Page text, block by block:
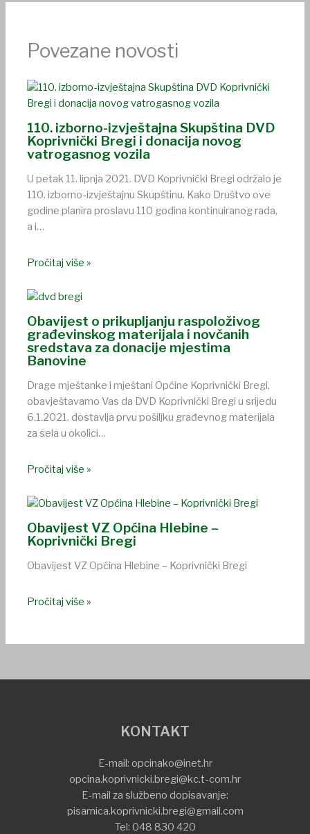
Povezane novosti
110. izborno-izvještajna Skupština DVD
Koprivnički Bregi i donacija novog
vatrogasnog vozila
U petak 11. lipnja 2021. DVD Koprivnički Bregi održalo je
110. izborno-izvještajnu Skupštinu. Kako Društvo ove
godine planira proslavu 110 godina kontinuiranog rada,
a i…
Pročitaj više »
Obavijest o prikupljanju raspoloživog
građevinskog materijala i novčanih
sredstava za donacije mjestima
Banovine
Drage mještanke i mještani Općine Koprivnički Bregi,
obavještavamo Vas da DVD Koprivnički Bregi u srijedu
6.1.2021. dostavlja prvu pošiljku građevnog materijala
za sela u okolici…
Pročitaj više »
Obavijest VZ Općina Hlebine –
Koprivnički Bregi
Obavijest VZ Općina Hlebine – Koprivnički Bregi
Pročitaj više »
KONTAKT
E-mail: opcinako@inet.hr
opcina.koprivnicki.bregi@kc.t-com.hr
E-mail za službeno dopisavanje:
pisarnica.koprivnicki.bregi@gmail.com
Tel: 048 830 420